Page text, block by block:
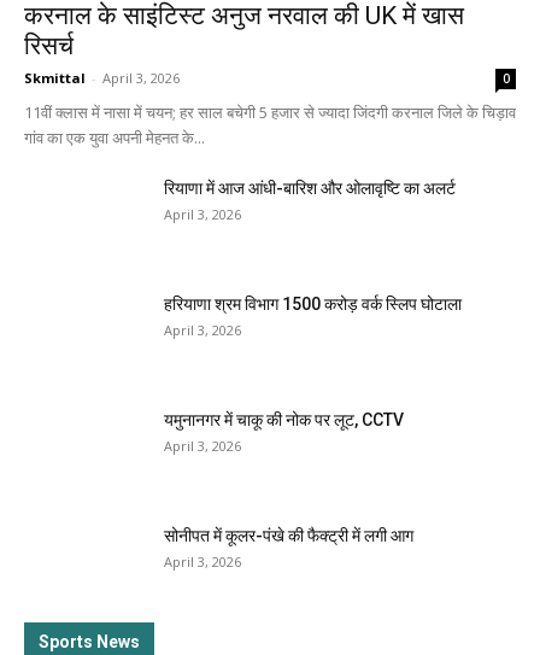
करनाल के साइंटिस्ट अनुज नरवाल की UK में खास
रिसर्च
Skmittal - April 3, 2026 0
11वीं क्लास में नासा में चयन; हर साल बचेगी 5 हजार से ज्यादा जिंदगी करनाल जिले के चिड़ाव
गांव का एक युवा अपनी मेहनत के...
रियाणा में आज आंधी-बारिश और ओलावृष्टि का अलर्ट
April 3, 2026
हरियाणा श्रम विभाग 1500 करोड़ वर्क स्लिप घोटाला
April 3, 2026
यमुनानगर में चाकू की नोक पर लूट, CCTV
April 3, 2026
सोनीपत में कूलर-पंखे की फैक्ट्री में लगी आग
April 3, 2026
Sports News